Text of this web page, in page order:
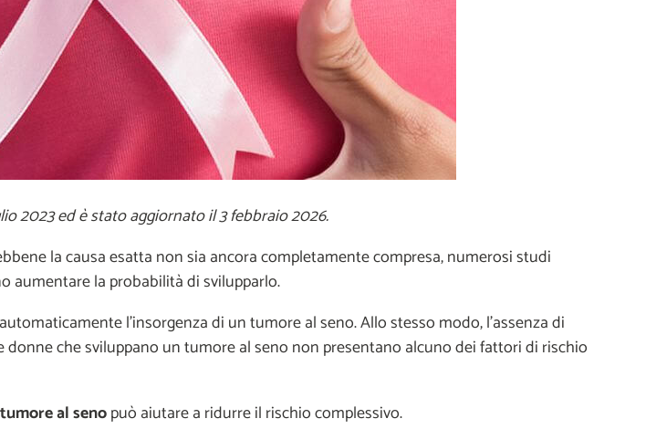
2023 ed è stato aggiornato il 3 febbraio 2026.
la causa esatta non sia ancora completamente compresa, numerosi studi
aumentare la probabilità di svilupparlo.
l’insorgenza di un tumore al seno. Allo stesso modo, l’assenza di
che sviluppano un tumore al seno non presentano alcuno dei fattori di rischio
al senopuò aiutare a ridurre il rischio complessivo.